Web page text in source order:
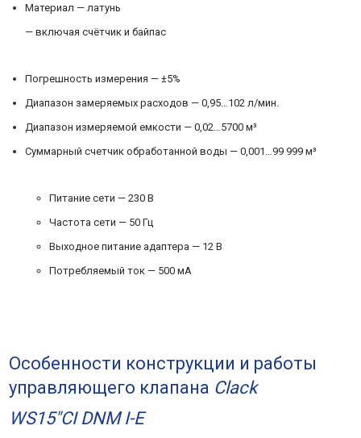
Материал — латунь
— включая счётчик и байпас
Погрешность измерения — ±5%
Диапазон замеряемых расходов — 0,95…102 л/мин.
Диапазон измеряемой емкости — 0,02…5700 м³
Суммарный счетчик обработанной воды — 0,001…99 999 м³
Питание сети — 230 В
Частота сети — 50 Гц
Выходное питание адаптера — 12 В
Потребляемый ток — 500 мА
Особенности конструкции и работы
управляющего клапана Clack
WS15″CI DNM I-E